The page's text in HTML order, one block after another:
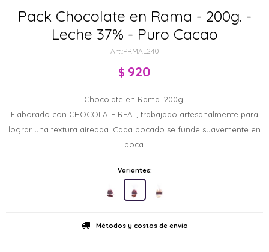
Pack Chocolate en Rama - 200g. -
Leche 37% - Puro Cacao
PRMAL240
$ 920
Chocolate en Rama. 200g.
Elaborado con CHOCOLATE REAL, trabajado artesanalmente para
lograr una textura aireada. Cada bocado se funde suavemente en
boca.
Variantes:
Métodos y costos de envío